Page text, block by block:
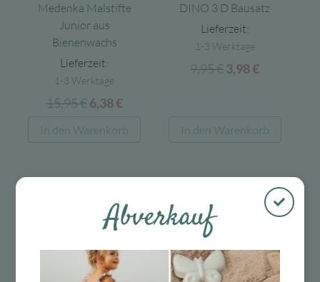
Medenka Malstifte
Junior aus
Bienenwachs
Lieferzeit:
1-3 Werktage
15,95€ Ursprünglicher
Preis
war:
6,38€Aktueller
Preis
ist:
In den Warenkorb
DINO 3 D Bausatz
Lieferzeit:
1-3 Werktage
9,95€Ursprünglicher
9,95 €
3,98€Aktueller
3,98 €.
In den Warenkorb
Abverkauf